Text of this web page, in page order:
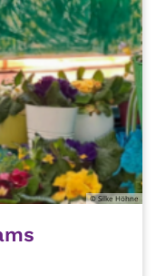
© Silke Höhne